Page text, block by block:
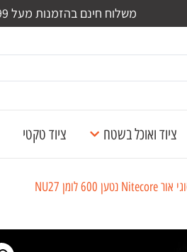
משלוח חינם בהזמנות מעל 999 ש"ח | ניתן לבצע איסוף עצמי מהסניף
ציוד ואוכל בשטח ציוד טקטי